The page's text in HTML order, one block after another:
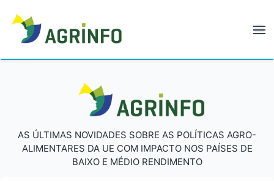
AGRINFO
AS ÚLTIMAS NOVIDADES SOBRE AS POLÍTICAS AGRO-
ALIMENTARES DA UE COM IMPACTO NOS PAÍSES DE
BAIXO E MÉDIO RENDIMENTO